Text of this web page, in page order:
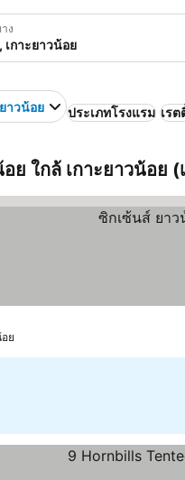
ง
าวน้อย ประเภทโรงแรม เร
ย ใกล้ เกาะยาวน้อย
ย